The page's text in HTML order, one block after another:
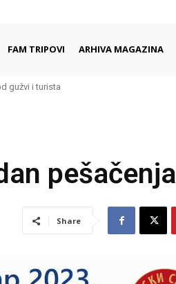
FAM TRIPOVI ARHIVA MAGAZINA
gužvi i turista
pešačenja
Share